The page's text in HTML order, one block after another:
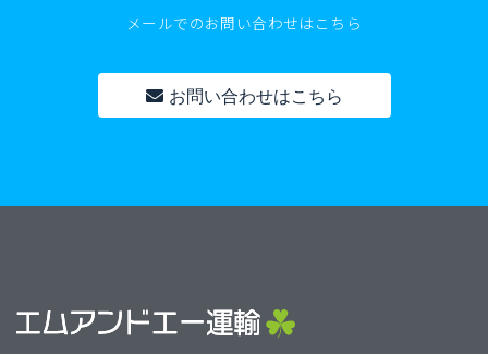
メールでのお問い合わせはこちら
お問い合わせはこちら